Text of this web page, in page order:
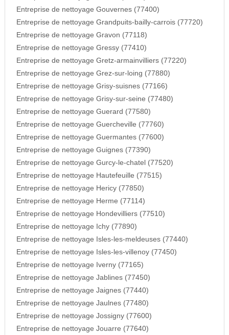
Entreprise de nettoyage Gouvernes (77400)
Entreprise de nettoyage Grandpuits-bailly-carrois (77720)
Entreprise de nettoyage Gravon (77118)
Entreprise de nettoyage Gressy (77410)
Entreprise de nettoyage Gretz-armainvilliers (77220)
Entreprise de nettoyage Grez-sur-loing (77880)
Entreprise de nettoyage Grisy-suisnes (77166)
Entreprise de nettoyage Grisy-sur-seine (77480)
Entreprise de nettoyage Guerard (77580)
Entreprise de nettoyage Guercheville (77760)
Entreprise de nettoyage Guermantes (77600)
Entreprise de nettoyage Guignes (77390)
Entreprise de nettoyage Gurcy-le-chatel (77520)
Entreprise de nettoyage Hautefeuille (77515)
Entreprise de nettoyage Hericy (77850)
Entreprise de nettoyage Herme (77114)
Entreprise de nettoyage Hondevilliers (77510)
Entreprise de nettoyage Ichy (77890)
Entreprise de nettoyage Isles-les-meldeuses (77440)
Entreprise de nettoyage Isles-les-villenoy (77450)
Entreprise de nettoyage Iverny (77165)
Entreprise de nettoyage Jablines (77450)
Entreprise de nettoyage Jaignes (77440)
Entreprise de nettoyage Jaulnes (77480)
Entreprise de nettoyage Jossigny (77600)
Entreprise de nettoyage Jouarre (77640)